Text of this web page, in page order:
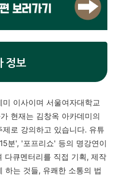
정보
이사이며 서울여자대학교
현재는 김창옥 아카데미의
로 강의하고 있습니다. 유튜
분', '포프리쇼' 등의 명강연이
다큐멘터리를 직접 기획, 제작
하는 것들, 유쾌한 소통의 법